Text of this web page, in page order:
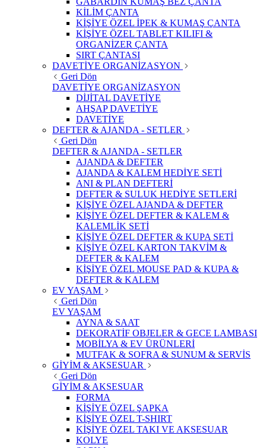
KİLİM ÇANTA
KİŞİYE ÖZEL İPEK & KUMAŞ ÇANTA
KİŞİYE ÖZEL TABLET KILIFI &
ORGANİZER ÇANTA
SIRT ÇANTASI
DAVETİYE ORGANİZASYON
Geri Dön
DAVETİYE ORGANİZASYON
DİJİTAL DAVETİYE
AHŞAP DAVETİYE
DAVETİYE
DEFTER & AJANDA - SETLER
Geri Dön
DEFTER & AJANDA - SETLER
AJANDA & DEFTER
AJANDA & KALEM HEDİYE SETİ
ANI & PLAN DEFTERİ
DEFTER & SULUK HEDİYE SETLERİ
KİŞİYE ÖZEL AJANDA & DEFTER
KİŞİYE ÖZEL DEFTER & KALEM &
KALEMLİK SETİ
KİŞİYE ÖZEL DEFTER & KUPA SETİ
KİŞİYE ÖZEL KARTON TAKVİM &
DEFTER & KALEM
KİŞİYE ÖZEL MOUSE PAD & KUPA &
DEFTER & KALEM
EV YAŞAM
Geri Dön
EV YAŞAM
AYNA & SAAT
DEKORATİF OBJELER & GECE LAMBASI
MOBİLYA & EV ÜRÜNLERİ
MUTFAK & SOFRA & SUNUM & SERVİS
GİYİM & AKSESUAR
Geri Dön
GİYİM & AKSESUAR
FORMA
KİŞİYE ÖZEL ŞAPKA
KİŞİYE ÖZEL T-SHIRT
KİŞİYE ÖZEL TAKI VE AKSESUAR
KOLYE